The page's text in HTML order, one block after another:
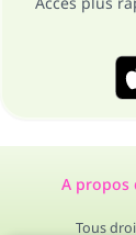
A propos
Tous